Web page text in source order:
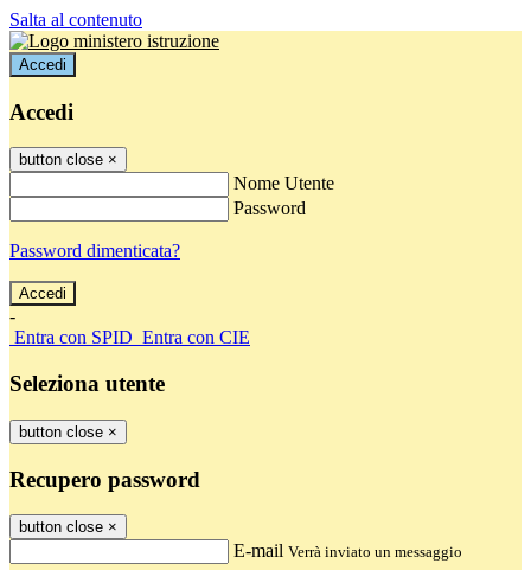
Salta al contenuto
Accedi
Accedi
button close ×
Nome Utente
Password
Password dimenticata?
-
Entra con SPID Entra con CIE
Seleziona utente
button close ×
Recupero password
button close ×
E-mail Verrà inviato un messaggio